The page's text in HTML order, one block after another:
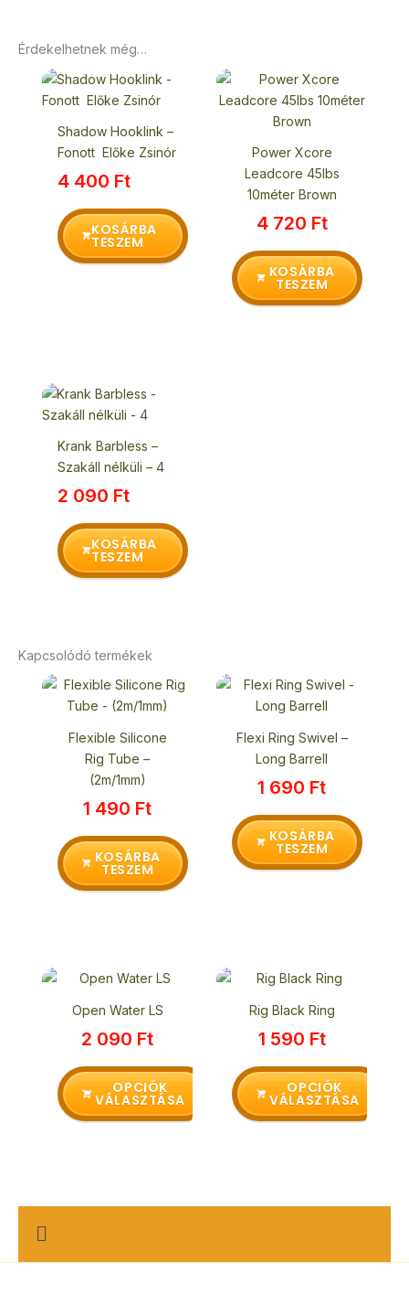
M
e
n
Érdekelhetnek még…
Shadow Hooklink –
Fonott Előke Zsinór
4 400 Ft
KOSÁRBA
TESZEM
Power Xcore
Leadcore 45lbs
10méter Brown
4 720 Ft
KOSÁRBA
TESZEM
Krank Barbless –
Szakáll nélküli – 4
2 090 Ft
KOSÁRBA
TESZEM
Kapcsolódó termékek
Flexible Silicone
Rig Tube –
(2m/1mm)
1 490 Ft
KOSÁRBA
TESZEM
Flexi Ring Swivel –
Long Barrell
1 690 Ft
KOSÁRBA
TESZEM
Open Water LS
2 090 Ft
OPCIÓK
VÁLASZTÁSA
Ennek
terméknek
több
van.
A
változatok
ki
Rig Black Ring
1 590 Ft
OPCIÓK
VÁLASZTÁSA
Ennek
terméknek
több
van.
A
változatok
ki